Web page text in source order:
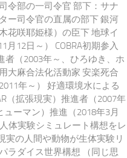
令部の一司令官 部下：サナ
ー司令官の直属の部下 銀河
花咲耶姫様）の臣下 地球イ
月12日～） COBRA初期参入
者（2003年～、ひろゆき、ホ
大麻合法化活動家 安楽死合
年～） 好適環境水による
（拡張現実）推進者（2007年
ーマン）推進（2018年3月
体実験シミュレート構想をレ
実の人間や動物が生体実験リ
ラダイス世界構想 （同じ思